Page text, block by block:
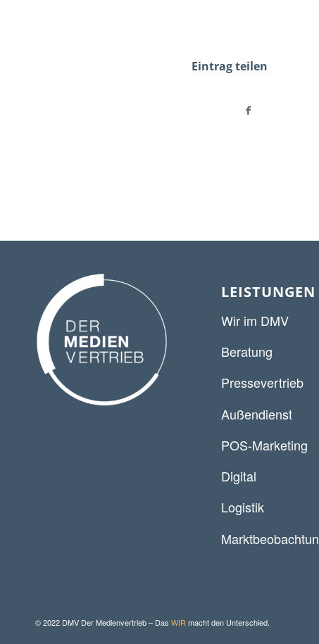
Eintrag teilen
LEISTUNGEN
Wir im DMV
Beratung
Pressevertrieb
Außendienst
POS-Marketing
Digital
Logistik
© 2022 DMV Der Medienvertrieb – Das WIR macht den Unterschied.